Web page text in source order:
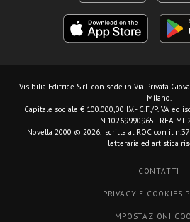
Visibilia Editrice S.r.l. con sede in Via Privata
Milano.
Capitale sociale € 100.000,00 I.V. - C.F./P.IVA ed
N.10269990965 - REA MI-
Novella 2000 © 2026. Iscritta al ROC con il
letteraria ed artistica
CONTATTI
PRIVACY E COOKIES
IMPOSTAZIONI